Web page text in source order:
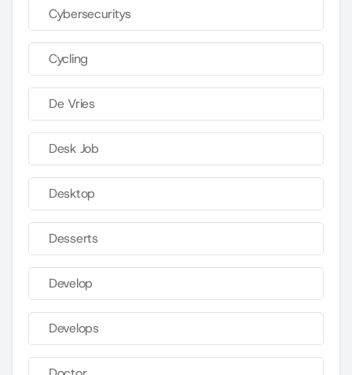
Cybersecuritys
Cycling
De Vries
Desk Job
Desktop
Desserts
Develop
Develops